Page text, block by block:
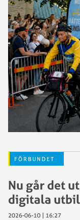
FÖRBUNDET
Nu går det
digitala
2026-06-10 | 16:27